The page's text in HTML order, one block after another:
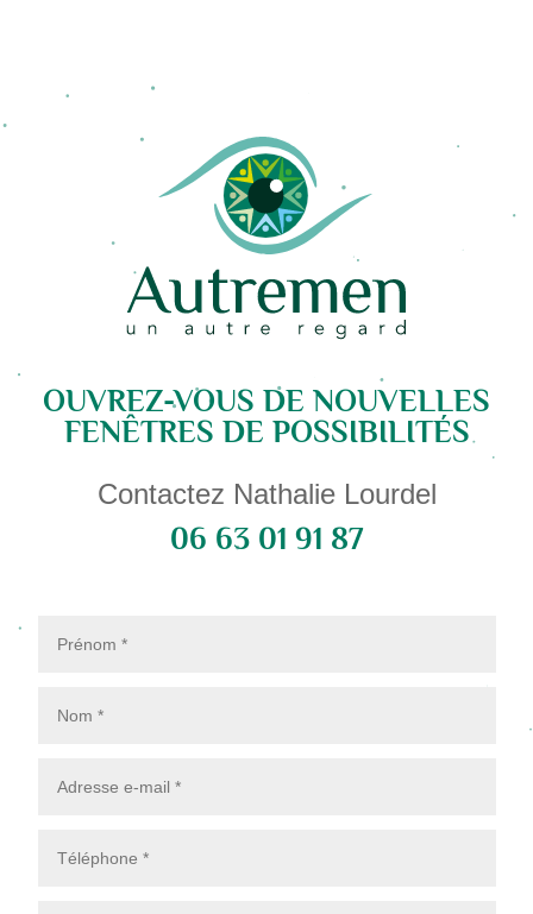
OUVREZ-VOUS DE NOUVELLES
FENÊTRES DE POSSIBILITÉS
Contactez Nathalie Lourdel
06 63 01 91 87